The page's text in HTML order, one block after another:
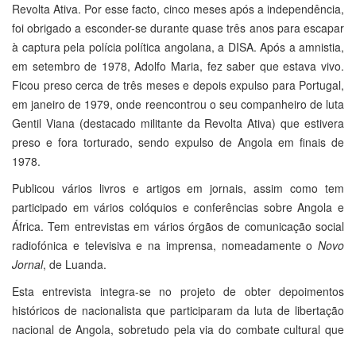
Revolta Ativa. Por esse facto, cinco meses após a independência,
foi obrigado a esconder-se durante quase três anos para escapar
à captura pela polícia política angolana, a DISA. Após a amnistia,
em setembro de 1978, Adolfo Maria, fez saber que estava vivo.
Ficou preso cerca de três meses e depois expulso para Portugal,
em janeiro de 1979, onde reencontrou o seu companheiro de luta
Gentil Viana (destacado militante da Revolta Ativa) que estivera
preso e fora torturado, sendo expulso de Angola em finais de
1978.
Publicou vários livros e artigos em jornais, assim como tem
participado em vários colóquios e conferências sobre Angola e
África. Tem entrevistas em vários órgãos de comunicação social
radiofónica e televisiva e na imprensa, nomeadamente o Novo
Jornal, de Luanda.
Esta entrevista integra-se no projeto de obter depoimentos
históricos de nacionalista que participaram da luta de libertação
nacional de Angola, sobretudo pela via do combate cultural que